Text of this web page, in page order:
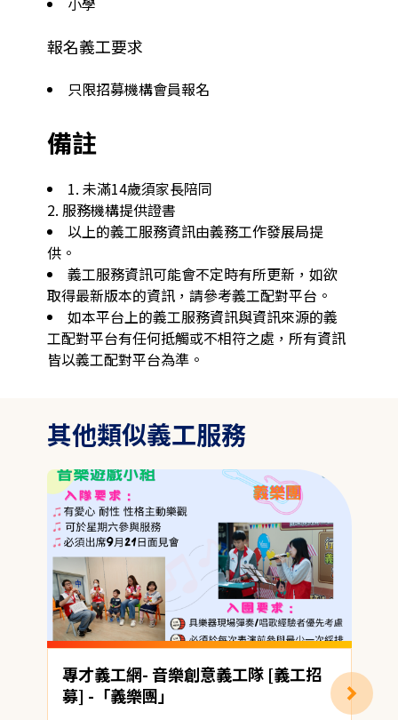
報名義工要求
只限招募機構會員報名
備註
1. 未滿14歲須家長陪同
以上的義工服務資訊由義務工作發展局提
供。
義工服務資訊可能會不定時有所更新，如欲
取得最新版本的資訊，請參考義工配對平台。
如本平台上的義工服務資訊與資訊來源的義
工配對平台有任何抵觸或不相符之處，所有資訊
皆以義工配對平台為準。
其他類似義工服務
專才義工網- 音樂創意義工隊 [義工招
募] -「義樂團」